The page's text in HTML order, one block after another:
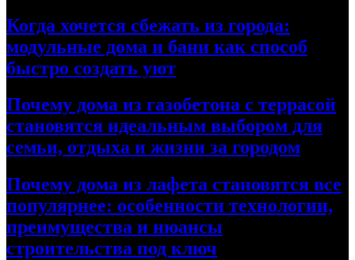
Когда хочется сбежать из города:
модульные дома и бани как способ
быстро создать уют
Почему дома из газобетона с террасой
становятся идеальным выбором для
семьи, отдыха и жизни за городом
Почему дома из лафета становятся все
популярнее: особенности технологии,
преимущества и нюансы
строительства под ключ